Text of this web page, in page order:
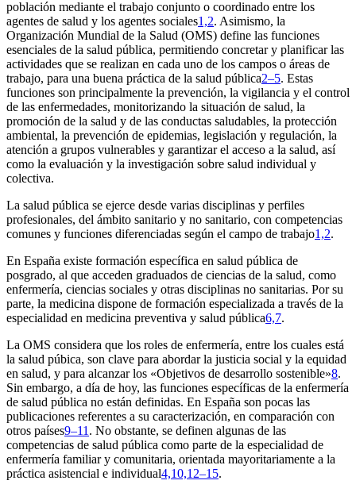
población mediante el trabajo conjunto o coordinado entre los
agentes de salud y los agentes sociales1,2. Asimismo, la
Organización Mundial de la Salud (OMS) define las funciones
esenciales de la salud pública, permitiendo concretar y planificar las
actividades que se realizan en cada uno de los campos o áreas de
trabajo, para una buena práctica de la salud pública2–5. Estas
funciones son principalmente la prevención, la vigilancia y el control
de las enfermedades, monitorizando la situación de salud, la
promoción de la salud y de las conductas saludables, la protección
ambiental, la prevención de epidemias, legislación y regulación, la
atención a grupos vulnerables y garantizar el acceso a la salud, así
como la evaluación y la investigación sobre salud individual y
colectiva.
La salud pública se ejerce desde varias disciplinas y perfiles
profesionales, del ámbito sanitario y no sanitario, con competencias
comunes y funciones diferenciadas según el campo de trabajo1,2.
En España existe formación específica en salud pública de
posgrado, al que acceden graduados de ciencias de la salud, como
enfermería, ciencias sociales y otras disciplinas no sanitarias. Por su
parte, la medicina dispone de formación especializada a través de la
especialidad en medicina preventiva y salud pública6,7.
La OMS considera que los roles de enfermería, entre los cuales está
la salud púbica, son clave para abordar la justicia social y la equidad
en salud, y para alcanzar los «Objetivos de desarrollo sostenible»8.
Sin embargo, a día de hoy, las funciones específicas de la enfermería
de salud pública no están definidas. En España son pocas las
publicaciones referentes a su caracterización, en comparación con
otros países9–11 . No obstante, se definen algunas de las
competencias de salud pública como parte de la especialidad de
enfermería familiar y comunitaria, orientada mayoritariamente a la
práctica asistencial e individual4,10,12–15.